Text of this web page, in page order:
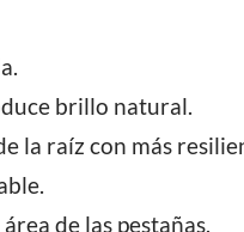
brillo natural.
la raíz con más
de las pestañas.